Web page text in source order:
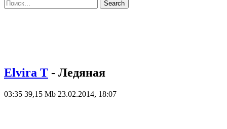
Elvira T - Ледяная
03:35 39,15 Mb 23.02.2014, 18:07